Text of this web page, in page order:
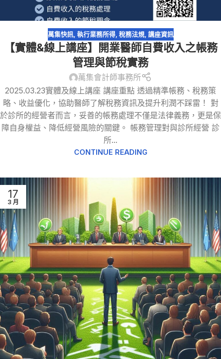
萬集快訊, 執行業務所得, 稅務法規, 講座資訊
【實體&線上講座】開業醫師自費收入之帳務
管理與節稅實務
萬集會計師事務所
2025.03.23實體及線上講座 講座重點 透過精準帳務、稅務策
略、收益優化，協助醫師了解稅務資訊及提升利潤不踩雷！ 對
於診所的經營者而言，妥善的帳務處理不僅是法律義務，更是保
障自身權益、降低經營風險的關鍵。 帳務管理對與診所經營 診
所...
CONTINUE READING
17
3 月